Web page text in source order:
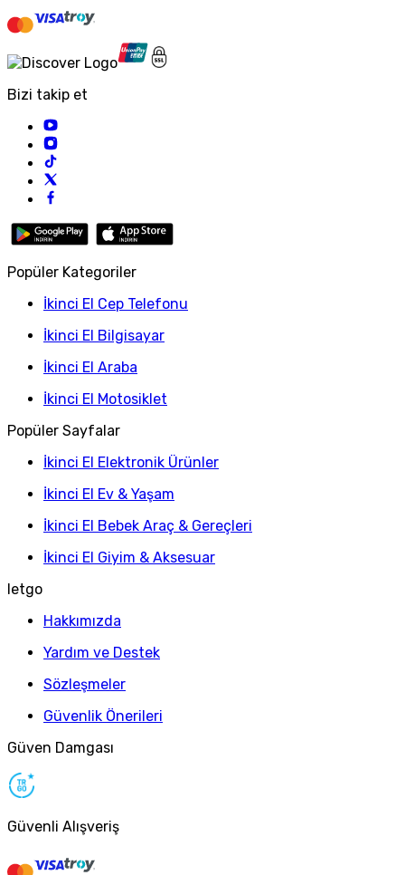
Bizi takip et
Popüler Kategoriler
İkinci El Cep Telefonu
İkinci El Bilgisayar
İkinci El Araba
İkinci El Motosiklet
Popüler Sayfalar
İkinci El Elektronik Ürünler
İkinci El Ev & Yaşam
İkinci El Bebek Araç & Gereçleri
İkinci El Giyim & Aksesuar
letgo
Hakkımızda
Yardım ve Destek
Sözleşmeler
Güvenlik Önerileri
Güven Damgası
Güvenli Alışveriş